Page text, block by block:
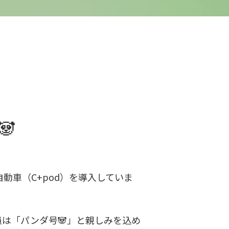
車（C+pod）を導入していま
「パンダ号🐼」と親しみを込め